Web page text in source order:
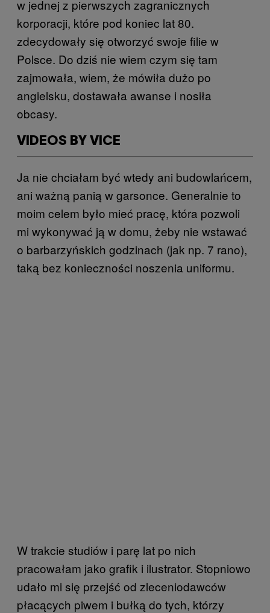
w jednej z pierwszych zagranicznych
korporacji, które pod koniec lat 80.
zdecydowały się otworzyć swoje filie w
Polsce. Do dziś nie wiem czym się tam
zajmowała, wiem, że mówiła dużo po
angielsku, dostawała awanse i nosiła
obcasy.
VIDEOS BY VICE
Ja nie chciałam być wtedy ani budowlańcem,
ani ważną panią w garsonce. Generalnie to
moim celem było mieć pracę, która pozwoli
mi wykonywać ją w domu, żeby nie wstawać
o barbarzyńskich godzinach (jak np. 7 rano),
taką bez konieczności noszenia uniformu.
W trakcie studiów i parę lat po nich
pracowałam jako grafik i ilustrator. Stopniowo
udało mi się przejść od zleceniodawców
płacących piwem i bułką do tych, którzy